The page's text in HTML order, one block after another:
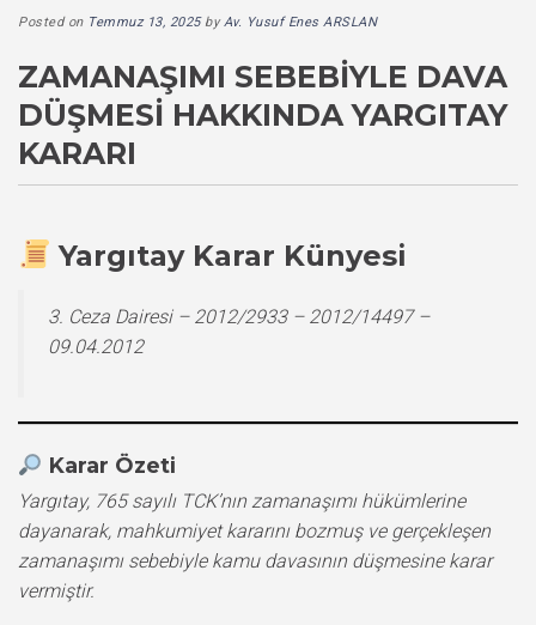
Posted on Temmuz 13, 2025byAv. Yusuf Enes ARSLAN
ZAMANAŞIMI SEBEBIYLE DAVA
DÜŞMESI HAKKINDA YARGITAY
KARARI
Yargıtay Karar Künyesi
3. Ceza Dairesi – 2012/2933 – 2012/14497 –
09.04.2012
Karar Özeti
Yargıtay, 765 sayılı TCK’nın zamanaşımı hükümlerine
dayanarak, mahkumiyet kararını bozmuş ve gerçekleşen
zamanaşımı sebebiyle kamu davasının düşmesine karar
vermiştir.